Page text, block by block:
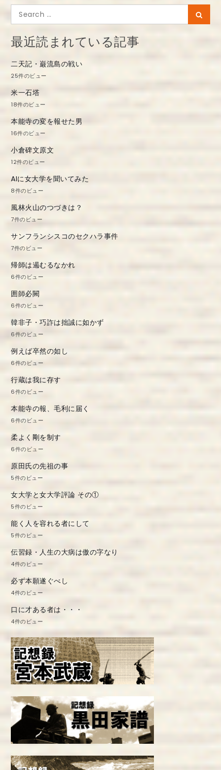
ゲ
ー
シ
ョ
ン
Search
for:
最近読まれている記事
二天記・巌流島の戦い
25件のビュー
米一石塔
18件のビュー
本能寺の変を報せた男
16件のビュー
小倉碑文原文
12件のビュー
AIに女大学を聞いてみた
8件のビュー
風林火山のつづきは？
7件のビュー
サンフランシスコのセクハラ事件
7件のビュー
帰師は遏むるなかれ
6件のビュー
囲師必闕
6件のビュー
韓非子・巧詐は拙誠に如かず
6件のビュー
例えば卒然の如し
6件のビュー
行蔵は我に存す
6件のビュー
本能寺の報、毛利に届く
6件のビュー
柔よく剛を制す
6件のビュー
原田氏の先祖の事
5件のビュー
女大学と女大学評論 その①
5件のビュー
能く人を容れる者にして
5件のビュー
伝習録・人生の大病は傲の字なり
4件のビュー
必ず本願遂ぐべし
4件のビュー
口に才ある者は・・・
4件のビュー